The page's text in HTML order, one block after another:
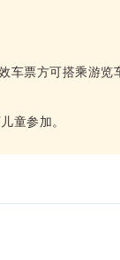
车票方可搭乘游览
童参加。